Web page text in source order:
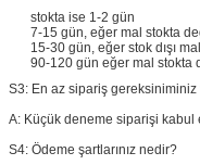
stokta ise 1-2 gün
7-15 gün, eğer mal stokta
15-30 gün, eğer stok dışı
90-120 gün eğer mal stokta
S3: En az sipariş gereksiniminiz
A: Küçük deneme siparişi kabul
S4: Ödeme şartlarınız nedir?